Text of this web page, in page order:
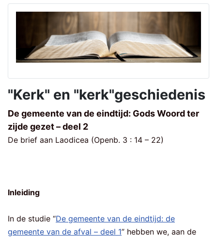
"Kerk" en "kerk"geschiedenis
De gemeente van de eindtijd: Gods Woord ter
zijde gezet – deel 2
De brief aan Laodicea (Openb. 3 : 14 – 22)
Inleiding
In de studie “De gemeente van de eindtijd: de
gemeente van de afval – deel 1” hebben we, aan de